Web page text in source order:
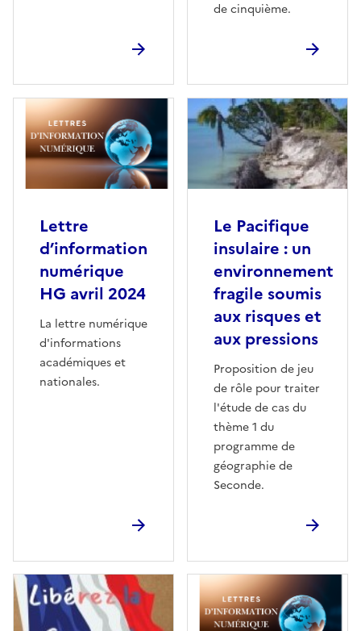
de cinquième.
Lettre
d’information
numérique
HG avril 2024
La lettre numérique
d'informations
académiques et
nationales.
Le Pacifique
insulaire : un
environnement
fragile soumis
aux risques et
aux pressions
Proposition de jeu
de rôle pour traiter
l'étude de cas du
thème 1 du
programme de
géographie de
Seconde.